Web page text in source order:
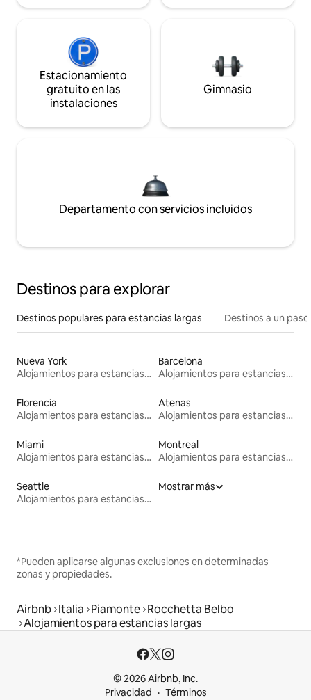
Estacionamiento
gratuito en las
instalaciones
Gimnasio
Departamento con servicios incluidos
Destinos para explorar
Destinos populares para estancias largas Destinos a un
Nueva York
Alojamientos para estancias largas
Barcelona
Alojamientos para estancias largas
Florencia
Alojamientos para estancias largas
Atenas
Alojamientos para estancias largas
Miami
Alojamientos para estancias largas
Montreal
Alojamientos para estancias largas
Seattle
Alojamientos para estancias largas
Mostrar más
*Pueden aplicarse algunas exclusiones en determinadas
zonas y propiedades.
Airbnb Italia Piamonte Rocchetta Belbo
Alojamientos para estancias largas
© 2026 Airbnb, Inc.
Privacidad
Términos